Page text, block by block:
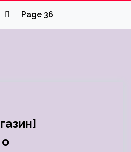
Page 36